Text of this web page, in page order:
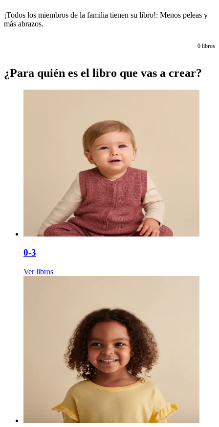
¡Todos los miembros de la familia tienen su libro!: Menos peleas y
más abrazos.
0 libros
¿Para quién es el libro que vas a crear?
0-3
Ver libros